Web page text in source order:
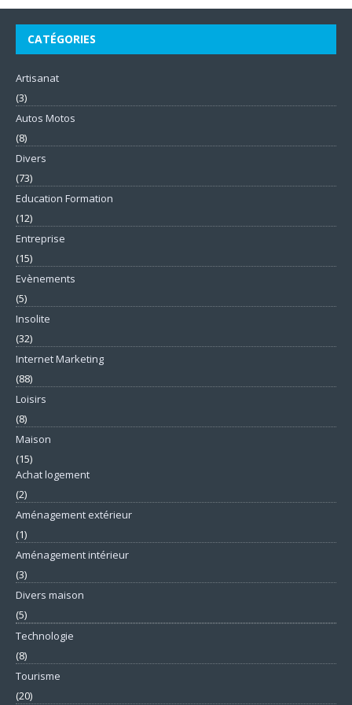
CATÉGORIES
Artisanat
(3)
Autos Motos
(8)
Divers
(73)
Education Formation
(12)
Entreprise
(15)
Evènements
(5)
Insolite
(32)
Internet Marketing
(88)
Loisirs
(8)
Maison
(15)
Achat logement
(2)
Aménagement extérieur
(1)
Aménagement intérieur
(3)
Divers maison
(5)
Technologie
(8)
Tourisme
(20)